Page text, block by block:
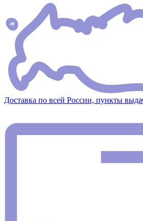
Доставка по всей России, пункты